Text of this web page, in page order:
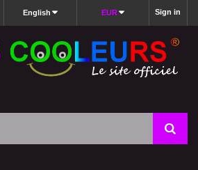
Sign in
EUR
English